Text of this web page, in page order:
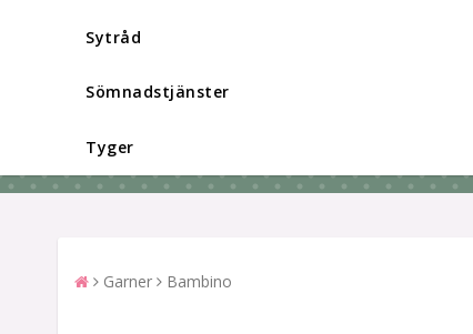
Sytråd
Sömnadstjänster
Tyger
Garner Bambino